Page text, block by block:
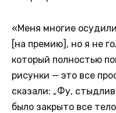
«Меня многие
[на премию], но я не
который полностью
рисунки — это все
сказали: „Фу,
было закрыто все